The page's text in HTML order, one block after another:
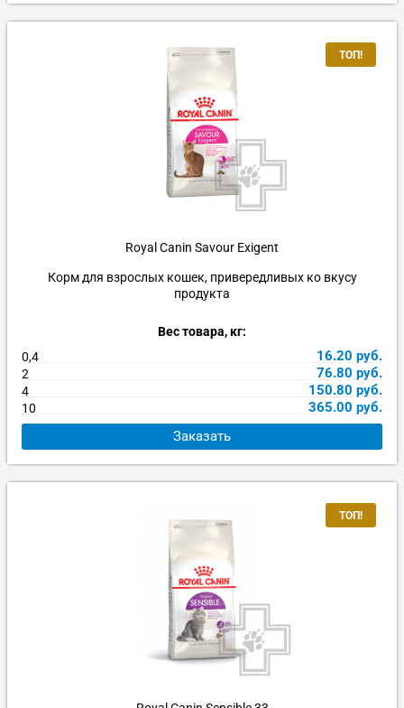
ТОП!
Royal Canin Savour Exigent
Корм для взрослых кошек, привередливых ко вкусу
продукта
Вес товара, кг:
0,4
16.20 руб.
2 76.80 руб.
4 150.80 руб.
10 365.00 руб.
Заказать
ТОП!